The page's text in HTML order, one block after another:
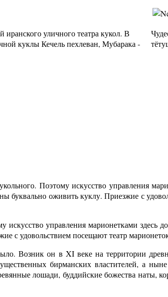
уличного театра кукол. В
куклы Кечель пехлеван, Мубарака -
Поэтому искусство управления
оживить куклу. Приезжие с
управления марионетками
удовольствием посещают театр
Возник он в XI веке на территории
бирманских властителей, а
лошади, буддийские божества наты,